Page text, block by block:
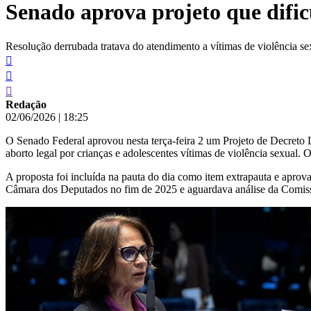
conteúdo
Senado aprova projeto que
Resolução derrubada tratava do atendimento a vítimas de violência
Redação
02/06/2026 | 18:25
O Senado Federal aprovou nesta terça-feira 2 um Projeto de
aborto legal por crianças e adolescentes vítimas de violência sexual.
A proposta foi incluída na pauta do dia como item extrapauta e
Câmara dos Deputados no fim de 2025 e aguardava análise da